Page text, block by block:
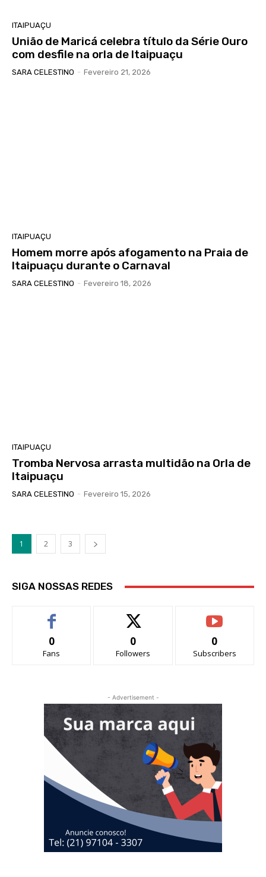
ITAIPUAÇU
União de Maricá celebra título da Série Ouro
com desfile na orla de Itaipuaçu
SARA CELESTINO - Fevereiro 21, 2026
ITAIPUAÇU
Homem morre após afogamento na Praia de
Itaipuaçu durante o Carnaval
SARA CELESTINO - Fevereiro 18, 2026
ITAIPUAÇU
Tromba Nervosa arrasta multidão na Orla de
Itaipuaçu
SARA CELESTINO - Fevereiro 15, 2026
1 2 3
SIGA NOSSAS REDES
0
Fans
0
Followers
0
Subscribers
- Advertisement -